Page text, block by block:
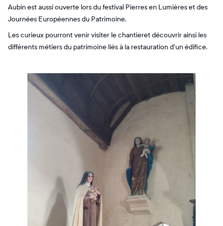
Aubin est aussi ouverte lors du festival Pierres en Lumières et des
Journées Européennes du Patrimoine.
Les curieux pourront venir visiter le chantieret découvrir ainsi les
différents métiers du patrimoine liés à la restauration d'un édifice.